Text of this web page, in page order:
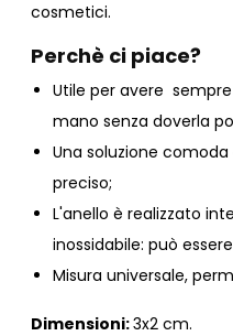
cosmetici.
Perchè ci piace?
Utile per avere
mano senza doverla
Una soluzione
preciso;
L'anello è realizzato
inossidabile: può
Misura universale,
Dimensioni:3x2 cm.